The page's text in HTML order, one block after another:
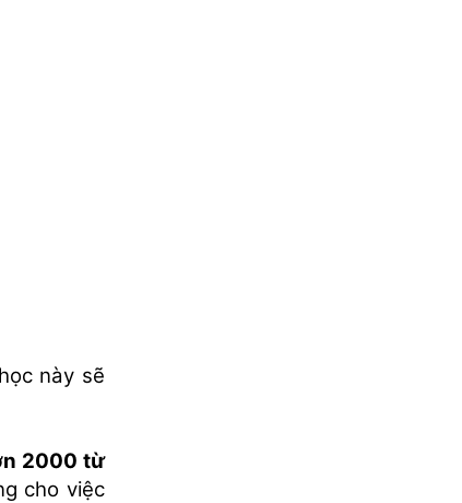
này sẽ
2000 từ
cho việc